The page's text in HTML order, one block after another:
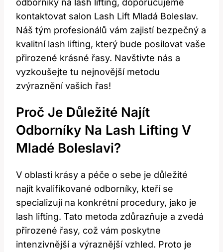
odborníky na lash lifting, doporučujeme‌
kontaktovat salon Lash Lift Mladá ​Boleslav.
Náš tým‌ profesionálů vám zajistí bezpečný a
kvalitní lash ​lifting, ‌který bude posilovat vaše
‍přirozené krásné řasy.⁢ Navštivte nás a
vyzkoušejte tu nejnovější metodu
zvýraznění vašich řas!
Proč Je Důležité Najít
Odborníky Na ‍lash Lifting V
Mladé Boleslavi?
V ⁤oblasti krásy a péče o sebe⁤ je ‌důležité
najít kvalifikované odborníky, kteří‌ se
specializují na konkrétní procedury, jako‍ je‌
lash lifting. Tato metoda⁢ zdůrazňuje ‌a zvedá
přirozené řasy,⁢ což vám poskytne
‍intenzivnější ‌a výraznější ​vzhled. Proto je